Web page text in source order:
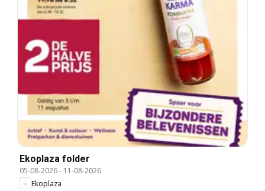
Ekoplaza folder
05-08-2026- 11-08-2026
Ekoplaza